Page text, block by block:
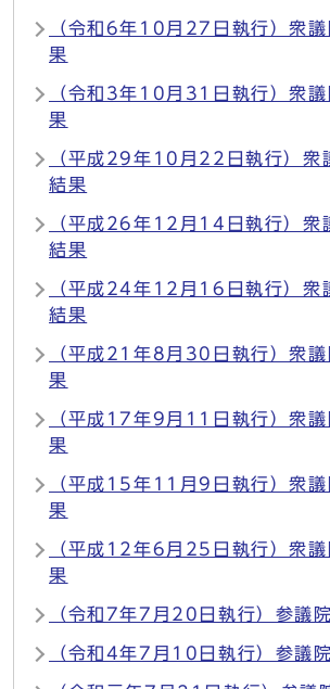
（令和6年10月27日執行）衆議
果
（令和3年10月31日執行）衆議
果
（平成29年10月22日執行）衆
結果
（平成26年12月14日執行）衆
結果
（平成24年12月16日執行）衆
結果
（平成21年8月30日執行）衆議
果
（平成17年9月11日執行）衆議
果
（平成15年11月9日執行）衆議
果
（平成12年6月25日執行）衆議
果
（令和7年7月20日執行）参議
（令和4年7月10日執行）参議